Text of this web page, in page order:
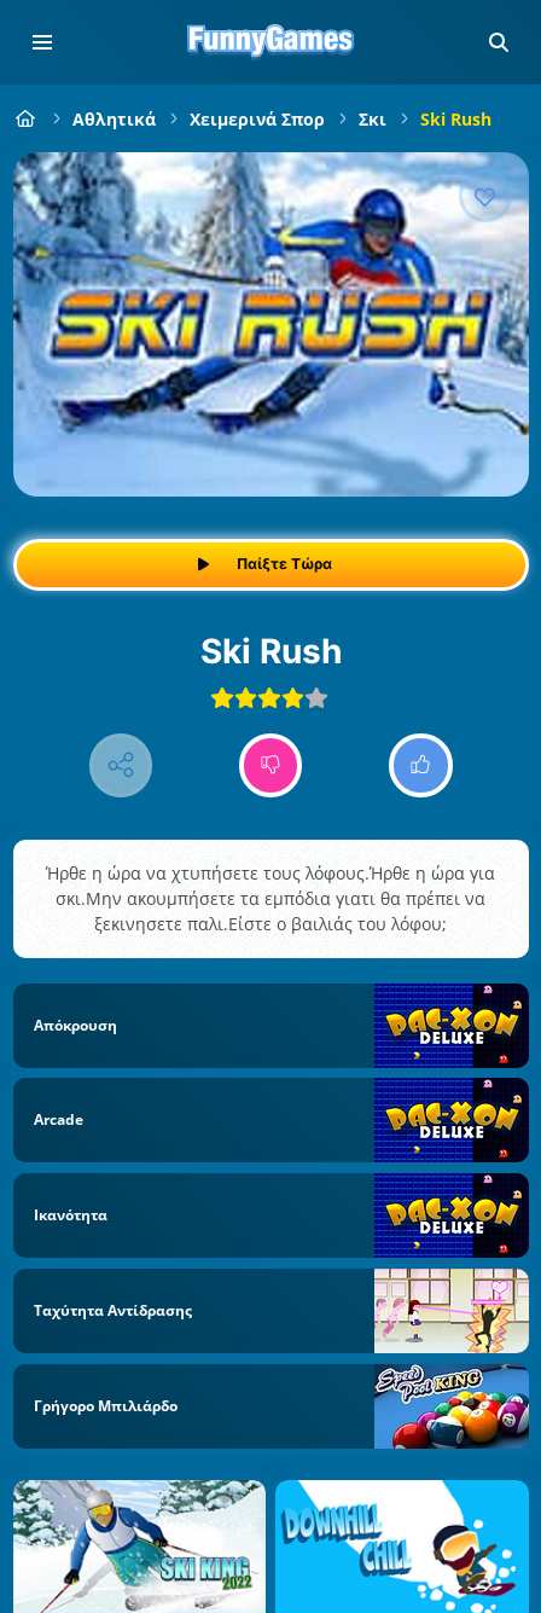
Αθλητικά Χειμερινά Σπορ Σκι Ski Rush
Παίξτε Τώρα
Ski Rush
Ήρθε η ώρα να χτυπήσετε τους λόφους.Ήρθε η ώρα για
σκι.Μην ακουμπήσετε τα εμπόδια γιατι θα πρέπει να
ξεκινησετε παλι.Είστε ο βαιλιάς του λόφου;
Απόκρουση
Arcade
Ικανότητα
Ταχύτητα Αντίδρασης
Γρήγορο Μπιλιάρδο